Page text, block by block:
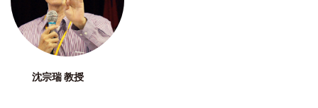
沈宗瑞 教授